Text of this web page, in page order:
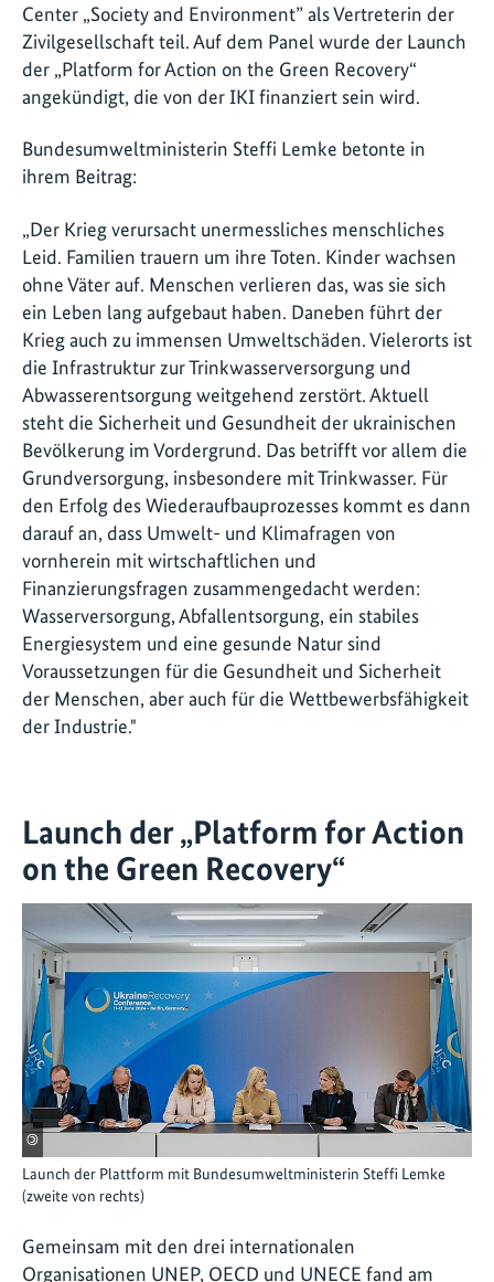
Center „Society and Environment” als Vertreterin der
Zivilgesellschaft teil. Auf dem Panel wurde der Launch
der „Platform for Action on the Green Recovery“
angekündigt, die von der IKI finanziert sein wird.
Bundesumweltministerin Steffi Lemke betonte in
ihrem Beitrag:
„Der Krieg verursacht unermessliches menschliches
Leid. Familien trauern um ihre Toten. Kinder wachsen
ohne Väter auf. Menschen verlieren das, was sie sich
ein Leben lang aufgebaut haben. Daneben führt der
Krieg auch zu immensen Umweltschäden. Vielerorts ist
die Infrastruktur zur Trinkwasserversorgung und
Abwasserentsorgung weitgehend zerstört. Aktuell
steht die Sicherheit und Gesundheit der ukrainischen
Bevölkerung im Vordergrund. Das betrifft vor allem die
Grundversorgung, insbesondere mit Trinkwasser. Für
den Erfolg des Wiederaufbauprozesses kommt es dann
darauf an, dass Umwelt- und Klimafragen von
vornherein mit wirtschaftlichen und
Finanzierungsfragen zusammengedacht werden:
Wasserversorgung, Abfallentsorgung, ein stabiles
Energiesystem und eine gesunde Natur sind
Voraussetzungen für die Gesundheit und Sicherheit
der Menschen, aber auch für die Wettbewerbsfähigkeit
der Industrie."
Launch der „Platform for Action
on the Green Recovery“
©
Launch der Plattform mit Bundesumweltministerin Steffi Lemke
(zweite von rechts)
Gemeinsam mit den drei internationalen
Organisationen UNEP, OECD und UNECE fand am